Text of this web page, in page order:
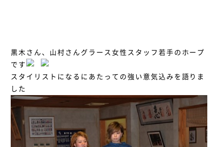
黒木さん、山村さんグラース女性スタッフ若手のホープ
です
スタイリストになるにあたっての強い意気込みを語りま
した